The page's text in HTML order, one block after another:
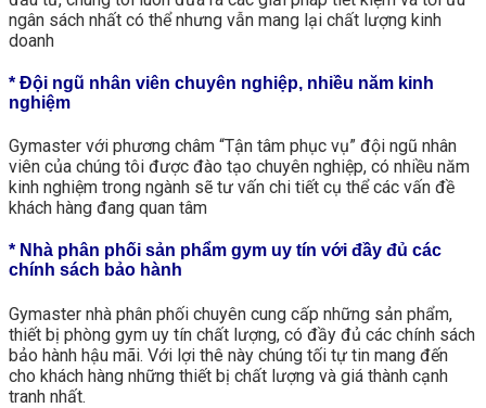
ngân sách nhất có thể nhưng vẫn mang lại chất lượng kinh
doanh
* Đội ngũ nhân viên chuyên nghiệp, nhiều năm kinh
nghiệm
Gymaster với phương châm “Tận tâm phục vụ” đội ngũ nhân
viên của chúng tôi được đào tạo chuyên nghiệp, có nhiều năm
kinh nghiệm trong ngành sẽ tư vấn chi tiết cụ thể các vấn đề
khách hàng đang quan tâm
* Nhà phân phối sản phẩm gym uy tín với đầy đủ các
chính sách bảo hành
Gymaster nhà phân phối chuyên cung cấp những sản phẩm,
thiết bị phòng gym uy tín chất lượng, có đầy đủ các chính sách
bảo hành hậu mãi. Với lợi thê này chúng tối tự tin mang đến
cho khách hàng những thiết bị chất lượng và giá thành cạnh
tranh nhất.